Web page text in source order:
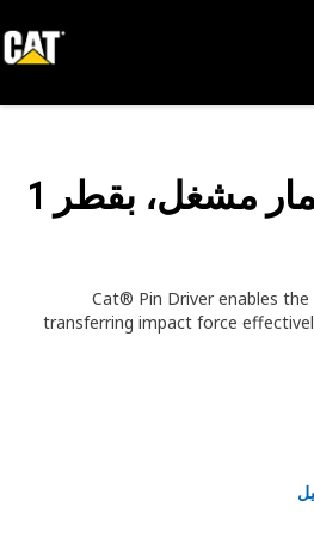
Cat® Pin Driver enables
transferring impact force